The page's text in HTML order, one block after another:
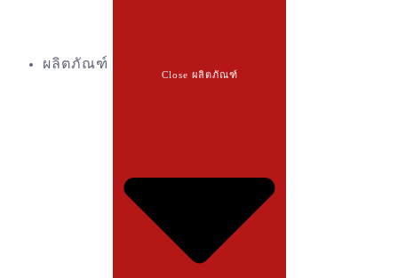
ผลิตภัณฑ์
Close ผลิตภัณฑ์